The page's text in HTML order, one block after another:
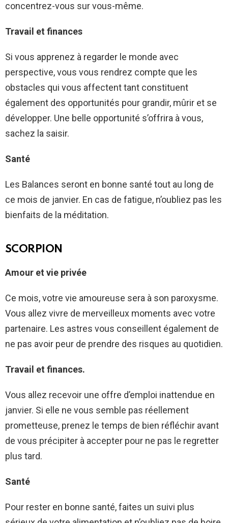
concentrez-vous sur vous-même.
Travail et finances
Si vous apprenez à regarder le monde avec
perspective, vous vous rendrez compte que les
obstacles qui vous affectent tant constituent
également des opportunités pour grandir, mûrir et se
développer. Une belle opportunité s’offrira à vous,
sachez la saisir.
Santé
Les Balances seront en bonne santé tout au long de
ce mois de janvier. En cas de fatigue, n’oubliez pas les
bienfaits de la méditation.
SCORPION
Amour et vie privée
Ce mois, votre vie amoureuse sera à son paroxysme.
Vous allez vivre de merveilleux moments avec votre
partenaire. Les astres vous conseillent également de
ne pas avoir peur de prendre des risques au quotidien.
Travail et finances.
Vous allez recevoir une offre d’emploi inattendue en
janvier. Si elle ne vous semble pas réellement
prometteuse, prenez le temps de bien réfléchir avant
de vous précipiter à accepter pour ne pas le regretter
plus tard.
Santé
Pour rester en bonne santé, faites un suivi plus